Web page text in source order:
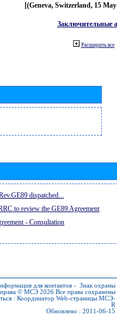
[(Geneva, Switzerland, 15
Заключительные
Расширить все
dispatched...
to review the GE89 Agreement
- Consultation
для контактов - Знак охраны
права © МСЭ 2026 Все права сохранены
: Координатор Web-страницы МСЭ-
R
Обновлено : 2011-06-15